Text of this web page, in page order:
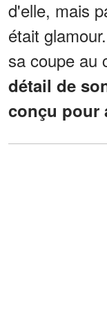
d'elle, mais
était
sa coupe au
détail de
conçu pour